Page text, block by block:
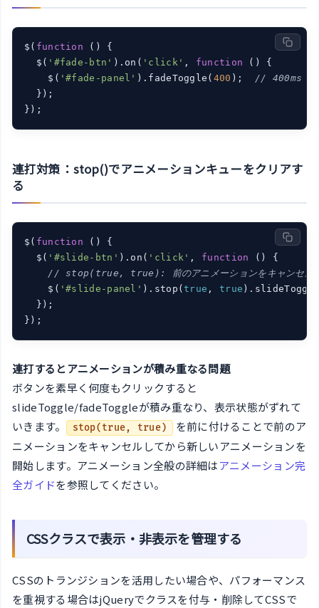
$( function ( ) {
  $(
'#fade-btn' ).on( 'click' , function ( ) {
    $(
'#fade-panel' ).fadeToggle( 400 ); // 400ms で
  });
});
連打対策：stop()でアニメーションキューをクリアす
る
$( function ( ) {
  $(
'#slide-btn' ).on( 'click' , function ( ) {
// stop(true, true): 前のアニメーションをキャンセルし
    $(
'#slide-panel' ).stop(true , true
  });
});
連打するとアニメーションが積み重なる問題
ボタンを素早く何度もクリックすると
slideToggle/fadeToggleが積み重なり、表示状態がずれて
いきます。
stop(true, true)
を前に付けることで前のア
ニメーションをキャンセルしてから新しいアニメーションを
開始します。アニメーション全般の詳細はアニメーション完
全ガイドを参照してください。
CSSクラスで表示・非表示を管理する
CSSのトランジションを活用したい場合や、パフォーマンス
を重視する場合はjQueryでクラスを付与・削除してCSSで